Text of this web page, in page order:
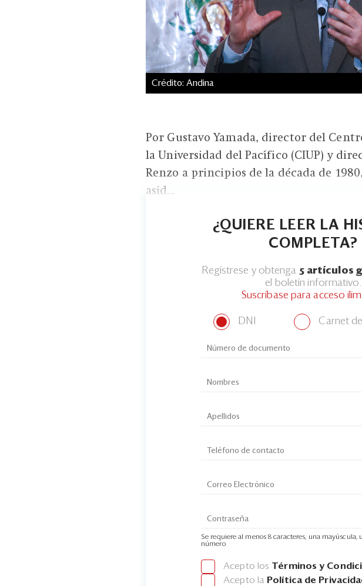
Crédito: Andina
Por Gustavo Yamada, director del
la Universidad del Pacífico (CIUP) y
Renzo a principios de la década de
asid...
¿QUIERE LEER LA
COMPLETA?
Regístrese y obtenga 5 artículos
el boletín informativo.
Suscríbase para acceso
DNI Carnet
Se requiere al menos 8 caracteres, una mayúscula,
número
Acepto los Términos y
Acepto la Política de